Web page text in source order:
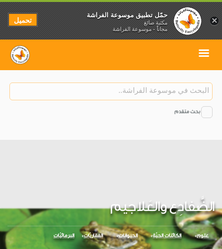
بحث متقدم
الضَّفادِع والعَلاجيم
علوم الكائنات الحيّة الحيوانات الفقاريّات البرمائيّات
×
حمّل تطبيق موسوعة الفراشة
مكتبة صائغ
مجاناً - موسوعة الفراشة
تحميل